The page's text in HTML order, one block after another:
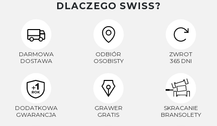
DLACZEGO SWISS?
DARMOWA
DOSTAWA
ODBIÓR
OSOBISTY
ZWROT
365 DNI
DODATKOWA
GWARANCJA
GRAWER
GRATIS
SKRACANIE
BRANSOLETY